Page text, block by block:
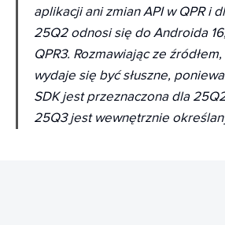
aplikacji ani zmian API w QPR i
25Q2 odnosi się do Androida
QPR3. Rozmawiając ze
wydaje się być słuszne,
SDK jest przeznaczona dla
25Q3 jest wewnętrznie